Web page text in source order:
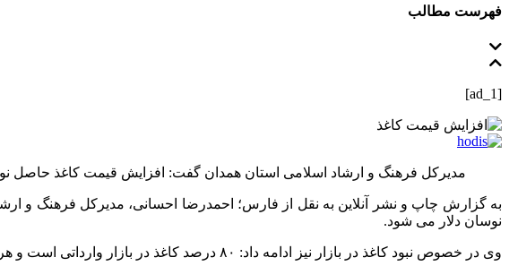
فهرست مطالب
[ad_1]
مدیرکل فرهنگ و ارشاد اسلامی استان همدان گفت: افزایش قیمت کاغذ
به گزارش چاپ و نشر آنلاین به نقل از فارس؛ احمدرضا احسانی، مدیرکل فرهنگ و
نوسان دلار می‌ شود.
وی در خصوص نبود کاغذ در بازار نیز ادامه داد: ۸۰ درصد کاغذ در بازار وارداتی است و هر موقع دلار گران می‌ شود کاغذ به بازار داده نمی‌ دهند تا قیمت‌ ها مشخص شود.